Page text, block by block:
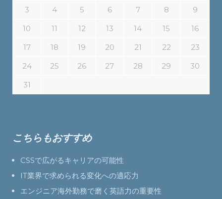
3
4 5 6 7 8
9
10
11 12 13 14 15
16
17
18 19 20 21 22
23
24
25 26 27 28 29
30
31
こちらもおすすめ
CSSで広がるキャリアの可能性
IT業界で求められる変化への適応力
エンジニア海外勤務で磨く英語力の重要性